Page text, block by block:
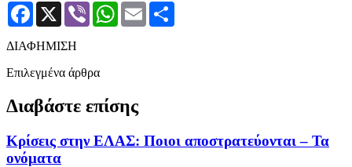
Facebook
X Viber WhatsApp
Email
ΔΙΑΦΗΜΙΣΗ
Επιλεγμένα άρθρα
Διαβάστε επίσης
Κρίσεις στην ΕΛΑΣ: Ποιοι αποστρατεύονται – Τα
ονόματα